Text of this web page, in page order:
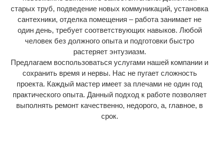
старых труб, подведение новых коммуникаций, установка
сантехники, отделка помещения – работа занимает не
один день, требует соответствующих навыков. Любой
человек без должного опыта и подготовки быстро
растеряет энтузиазм.
Предлагаем воспользоваться услугами нашей компании и
сохранить время и нервы. Нас не пугает сложность
проекта. Каждый мастер имеет за плечами не один год
практического опыта. Данный подход к работе позволяет
выполнять ремонт качественно, недорого, а, главное, в
срок.